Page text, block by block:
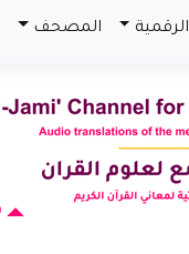
المصحف